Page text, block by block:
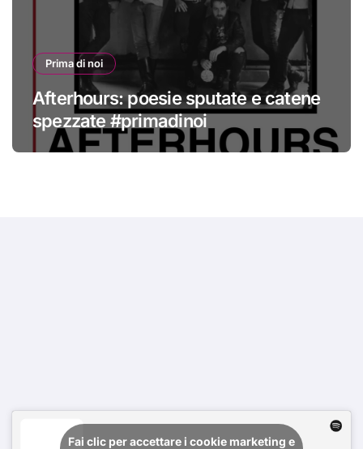
Prima di noi
Afterhours: poesie sputate e catene
spezzate #primadinoi
Fai clic per accettare i cookie marketing e